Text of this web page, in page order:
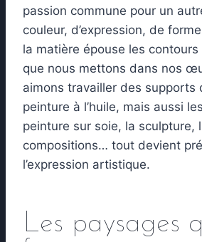
passion commune pour un
couleur, d’expression, de
la matière épouse les
que nous mettons dans nos
aimons travailler des supports
peinture à l’huile, mais aussi
peinture sur soie, la sculpture,
compositions… tout devient
l’expression artistique.
Les paysages